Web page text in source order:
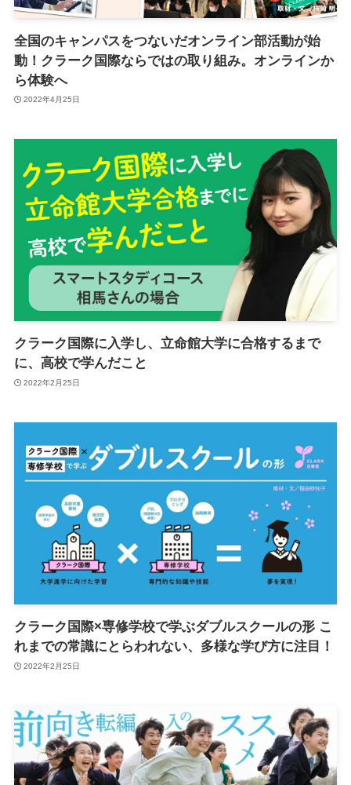
全国のキャンパスをつないだオンライン部活動が始
動！クラーク国際ならではの取り組み。オンラインか
ら体験へ
2022年4月25日
クラーク国際に入学し、立命館大学に合格するまで
に、高校で学んだこと
2022年2月25日
クラーク国際×専修学校で学ぶダブルスクールの形 こ
れまでの常識にとらわれない、多様な学び方に注目！
2022年2月25日